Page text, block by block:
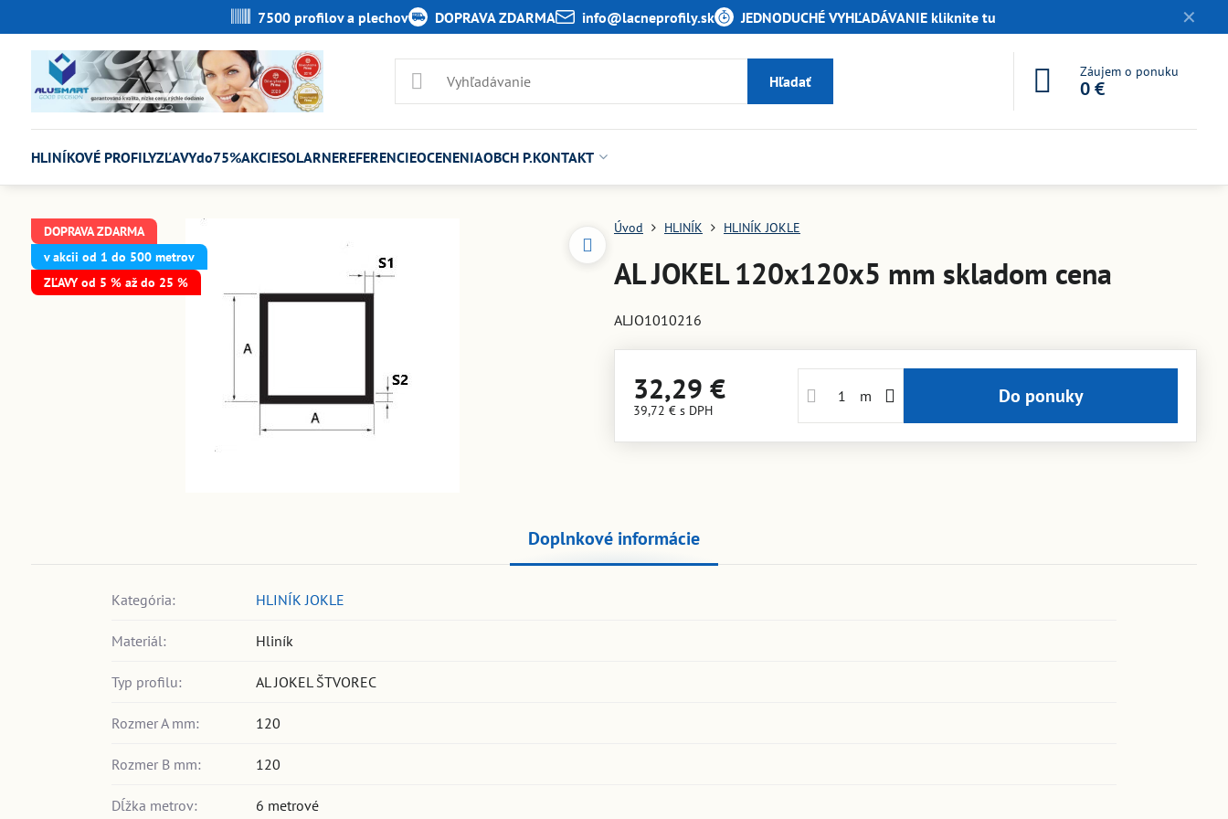
✕
7500 profilov a plechov DOPRAVA ZDARMA info​@lacneprofily​.sk JEDNODUCHÉ VYHĽADÁVANIE kliknite tu
Hľadať
Záujem o ponuku
0 €
HLINÍKOVÉ PROFILYZĽAVYdo75%AKCIESOLARNEREFERENCIEOCENENIAOBCH P.KONTAKT
DOPRAVA ZDARMA
v akcii od 1 do 500 metrov
ZĽAVY od 5 % až do 25 %
Úvod HLINÍK HLINÍK JOKLE
AL JOKEL 120x120x5 mm skladom cena
ALJO1010216
32,29 €
39,72 € s DPH
m Do ponuky
Doplnkové informácie
Kategória: HLINÍK JOKLE
Materiál: Hliník
Typ profilu: AL JOKEL ŠTVOREC
Rozmer A mm: 120
Rozmer B mm: 120
Dĺžka metrov: 6 metrové